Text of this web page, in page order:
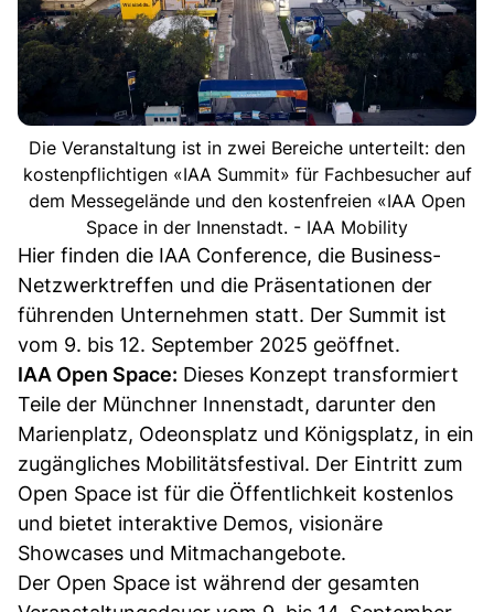
Die Veranstaltung ist in zwei Bereiche unterteilt: den
kostenpflichtigen «IAA Summit» für Fachbesucher auf
dem Messegelände und den kostenfreien «IAA Open
Space in der Innenstadt. - IAA Mobility
Hier finden die IAA Conference, die Business-
Netzwerktreffen und die Präsentationen der
führenden Unternehmen statt. Der Summit ist
vom 9. bis 12. September 2025 geöffnet.
IAA Open Space: Dieses Konzept transformiert
Teile der Münchner Innenstadt, darunter den
Marienplatz, Odeonsplatz und Königsplatz, in ein
zugängliches Mobilitätsfestival. Der Eintritt zum
Open Space ist für die Öffentlichkeit kostenlos
und bietet interaktive Demos, visionäre
Showcases und Mitmachangebote.
Der Open Space ist während der gesamten